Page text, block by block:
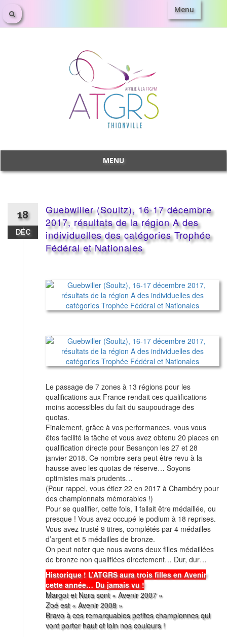
Menu
Aller
MENU
Aller
18
DÉC
Guebwiller (Soultz), 16-17 décembre
2017, résultats de la région A des
individuelles des catégories Trophée
Fédéral et Nationales
Le passage de 7 zones à 13 régions pour les
qualifications aux France rendait ces qualifications
moins accessibles du fait du saupoudrage des
quotas.
Finalement, grâce à vos performances, vous vous
êtes facilité la tâche et vous avez obtenu 20 places en
qualification directe pour Besançon les 27 et 28
janvier 2018. Ce nombre sera peut être revu à la
hausse avec les quotas de réserve… Soyons
optimistes mais prudents…
(Pour rappel, vous étiez 22 en 2017 à Chambéry pour
des championnats mémorables !)
Pour se qualifier, cette fois, il fallait être médaillée, ou
presque ! Vous avez occupé le podium à 18 reprises.
Vous avez trusté 9 titres, complétés par 4 médailles
d’argent et 5 médailles de bronze.
On peut noter que nous avons deux filles médaillées
de bronze non qualifiées directement… Dur, dur…
Historique ! L’ATGRS aura trois filles en Avenir
cette année… Du jamais vu !
Margot et Nora sont « Avenir 2007 »
Zoé est « Avenir 2008 »
Bravo à ces remarquables petites championnes qui
vont porter haut et loin nos couleurs !